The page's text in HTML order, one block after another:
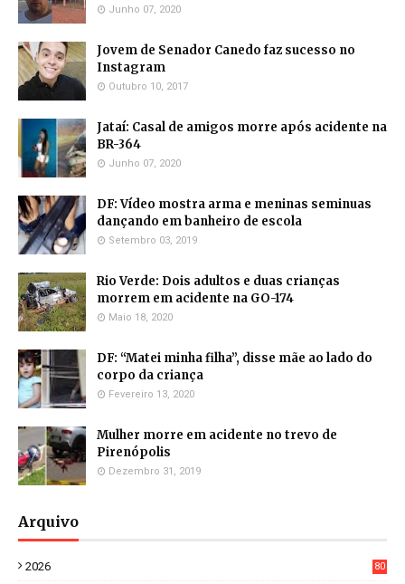
Junho 07, 2020
Jovem de Senador Canedo faz sucesso no
Instagram
Outubro 10, 2017
Jataí: Casal de amigos morre após acidente na
BR-364
Junho 07, 2020
DF: Vídeo mostra arma e meninas seminuas
dançando em banheiro de escola
Setembro 03, 2019
Rio Verde: Dois adultos e duas crianças
morrem em acidente na GO-174
Maio 18, 2020
DF: “Matei minha filha”, disse mãe ao lado do
corpo da criança
Fevereiro 13, 2020
Mulher morre em acidente no trevo de
Pirenópolis
Dezembro 31, 2019
Arquivo
2026
80